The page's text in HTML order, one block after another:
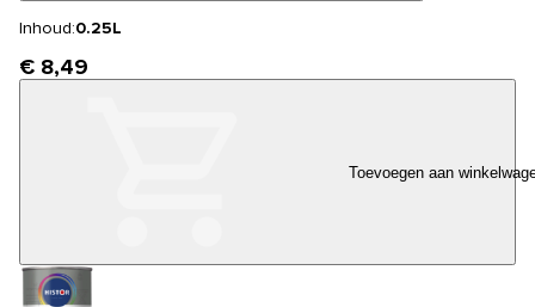
Inhoud:0.25L
€ 8,49
Toevoegen aan